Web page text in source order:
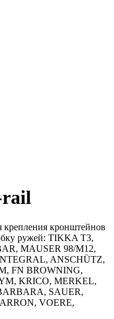
rail
кронштейнов
ружей: TIKKA T3,
MAUSER 98/M12,
ANSCHÜTZ,
FN BROWNING,
KRICO, MERKEL,
SAUER,
VOERE,